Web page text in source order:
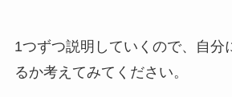
1つずつ説明していくので、自分
るか考えてみてください。